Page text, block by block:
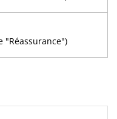
"Réassurance")